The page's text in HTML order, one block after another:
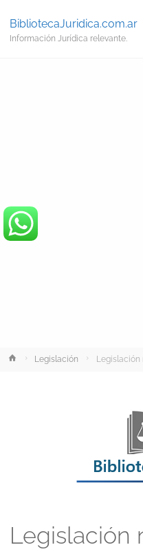
BibliotecaJuridica.com.ar
Información Jurídica relevante.
InicioLegislación Legislación
Legislación